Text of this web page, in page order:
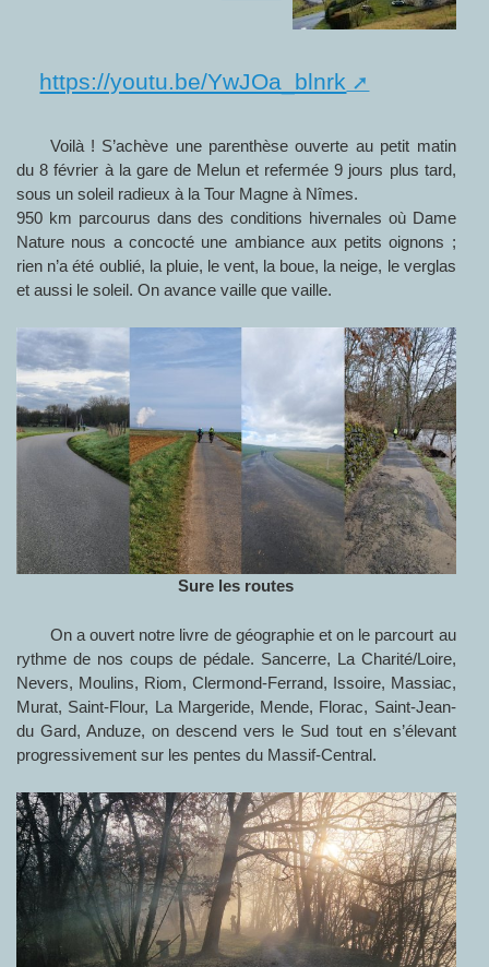
https://youtu.be/YwJOa_blnrk
Voilà ! S’achève une parenthèse ouverte au petit matin
du 8 février à la gare de Melun et refermée 9 jours plus tard,
sous un soleil radieux à la Tour Magne à Nîmes.
950 km parcourus dans des conditions hivernales où Dame
Nature nous a concocté une ambiance aux petits oignons ;
rien n’a été oublié, la pluie, le vent, la boue, la neige, le verglas
et aussi le soleil. On avance vaille que vaille.
Sure les routes
On a ouvert notre livre de géographie et on le parcourt au
rythme de nos coups de pédale. Sancerre, La Charité/Loire,
Nevers, Moulins, Riom, Clermond-Ferrand, Issoire, Massiac,
Murat, Saint-Flour, La Margeride, Mende, Florac, Saint-Jean-
du Gard, Anduze, on descend vers le Sud tout en s’élevant
progressivement sur les pentes du Massif-Central.